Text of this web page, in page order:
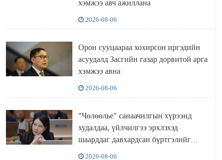
хэмжээ авч ажиллана
2026-08-06
Орон сууцаараа хохирсон иргэдийн
асуудалд Засгийн газар дорвитой арга
хэмжээ авна
2026-08-06
"Чөлөөлье" санаачилгын хүрээнд
худалдаа, үйлчилгээ эрхлэхэд
шаарддаг давхардсан бүртгэлийг
2026-08-06